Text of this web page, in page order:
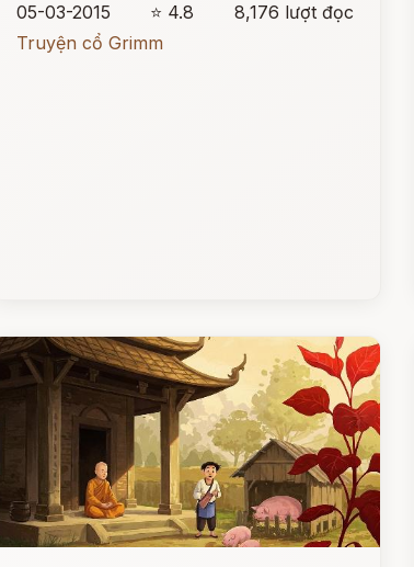
05-03-2015
⭐ 4.8
8,176 lượt đọc
Truyện cổ Grimm